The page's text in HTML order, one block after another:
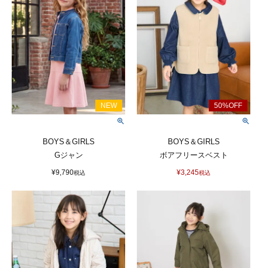
BOYS＆GIRLS
Gジャン
¥9,790税込
BOYS＆GIRLS
ボアフリースベスト
¥3,245税込